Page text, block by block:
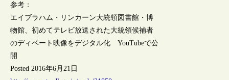
参考：
エイブラハム・リンカーン大統領図書館・博
物館、初めてテレビ放送された大統領候補者
のディベート映像をデジタル化 YouTubeで公
開
Posted 2016年6月21日